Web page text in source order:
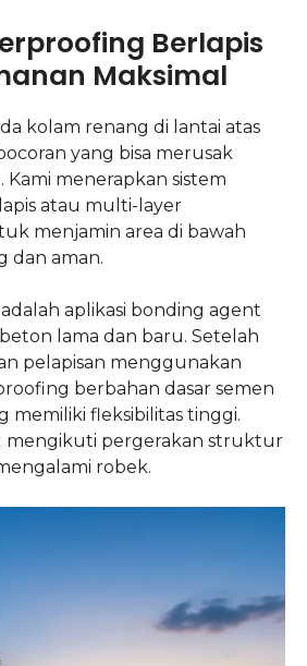
Berlapis
Maksimal
kolam renang di lantai atas
yang bisa merusak
menerapkan sistem
atau multi-layer
menjamin area di bawah
dan aman.
aplikasi bonding agent
lama dan baru. Setelah
pelapisan menggunakan
berbahan dasar semen
memiliki fleksibilitas tinggi.
mengikuti pergerakan struktur
robek.